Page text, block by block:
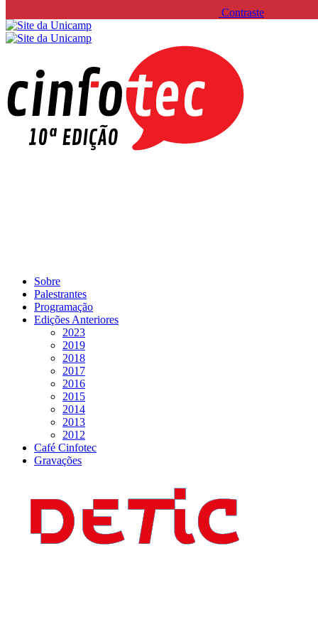
Contraste
Sobre
Palestrantes
Programação
Edições Anteriores
2023
2019
2018
2017
2016
2015
2014
2013
2012
Café Cinfotec
Gravações